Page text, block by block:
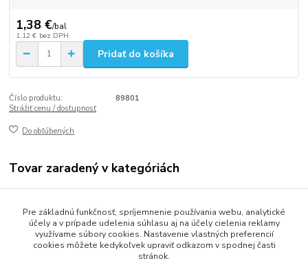
1,38 €/bal
1,12 € bez DPH
Pridať do košíka
Číslo produktu:
89801
Strážiť cenu / dostupnosť
Do obľúbených
Tovar zaradený v kategóriách
Stolovanie
Krajky a rozetky
Pre základnú funkčnosť, spríjemnenie používania webu, analytické
účely a v prípade udelenia súhlasu aj na účely cielenia reklamy
využívame súbory cookies. Nastavenie vlastných preferencií
cookies môžete kedykoľvek upraviť odkazom v spodnej časti
stránok.